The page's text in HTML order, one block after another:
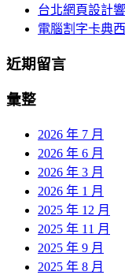
台北網頁設計
電腦割字卡典
近期留言
彙整
2026 年 7 月
2026 年 6 月
2026 年 3 月
2026 年 1 月
2025 年 12 月
2025 年 11 月
2025 年 9 月
2025 年 8 月